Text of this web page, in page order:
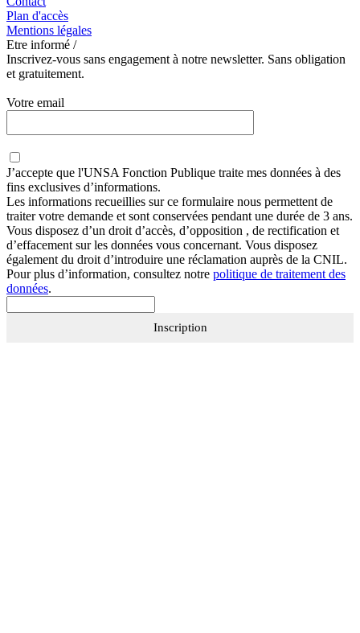
Plan d'accès
Mentions légales
Etre informé /
Inscrivez-vous sans engagement à notre newsletter. Sans obligation
et gratuitement.
Votre email
J’accepte que l'UNSA Fonction Publique traite mes données à des
fins exclusives d’informations.
Les informations recueillies sur ce formulaire nous permettent de
traiter votre demande et sont conservées pendant une durée de 3 ans.
Vous disposez d’un droit d’accès, d’opposition , de rectification et
d’effacement sur les données vous concernant. Vous disposez
également du droit d’introduire une réclamation auprès de la CNIL.
Pour plus d’information, consultez notre politique de traitement des
données.
Inscription